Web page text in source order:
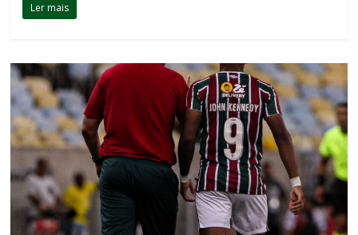
Ler mais